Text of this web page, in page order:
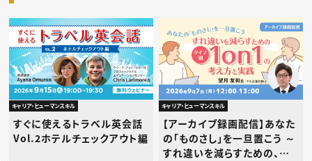
キャリア・ヒューマンスキル
すぐに使えるトラベル英会話
Vol.2ホテルチェックアウト編
キャリア・ヒューマンスキル
【アーカイブ録画配信】あなた
の「ものさし」を一旦置こう ～
すれ違いを減らすための、タ